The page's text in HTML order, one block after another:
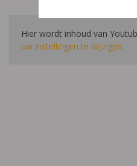
Hier wordt inhoud van
uw instellingen te wijzigen